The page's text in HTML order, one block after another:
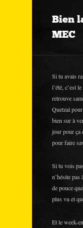
Bien
MEC
Si tu avais
l’été, c’est
retrouve
Quetzal
bien sur à
jour pour ça
pour faire
Si tu vois
n’hésite pas
de pouce
plus vu et
Et le week-